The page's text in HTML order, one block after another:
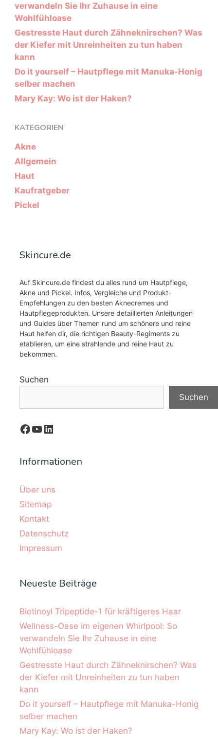
verwandeln Sie Ihr Zuhause in eine
Wohlfühloase
Gestresste Haut durch Zähneknirschen? Was
der Kiefer mit Unreinheiten zu tun haben
kann
Do it yourself – Hautpflege mit Manuka-Honig
selber machen
Mary Kay: Wo ist der Haken?
KATEGORIEN
Akne
Allgemein
Haut
Kaufratgeber
Pickel
Skincure.de
Auf Skincure.de findest du alles rund um Hautpflege,
Akne und Pickel. Infos, Vergleiche und Produkt-
Empfehlungen zu den besten Aknecremes und
Hautpflegeprodukten. Unsere detaillierten Anleitungen
und Guides über Themen rund um schönere und reine
Haut helfen dir, die richtigen Beauty-Regiments zu
etablieren, um eine strahlende und reine Haut zu
bekommen.
Suchen
Suchen
Facebook
YouTube
LinkedIn
Informationen
Über uns
Sitemap
Kontakt
Datenschutz
Impressum
Neueste Beiträge
Biotinoyl Tripeptide-1 für kräftigeres Haar
Wellness-Oase im eigenen Whirlpool: So
verwandeln Sie Ihr Zuhause in eine
Wohlfühloase
Gestresste Haut durch Zähneknirschen? Was
der Kiefer mit Unreinheiten zu tun haben
kann
Do it yourself – Hautpflege mit Manuka-Honig
selber machen
Mary Kay: Wo ist der Haken?